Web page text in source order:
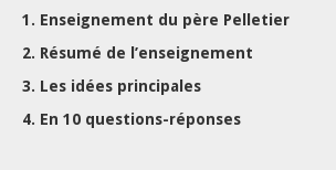
1. Enseignement du père Pelletier
2. Résumé de l’enseignement
3. Les idées principales
4. En 10 questions-réponses